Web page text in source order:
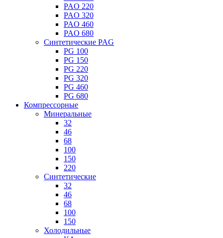
PAO 220
PAO 320
PAO 460
PAO 680
Синтетические PAG
PG 100
PG 150
PG 220
PG 320
PG 460
PG 680
Компрессорные
Минеральные
32
46
68
100
150
220
Синтетические
32
46
68
100
150
Холодильные